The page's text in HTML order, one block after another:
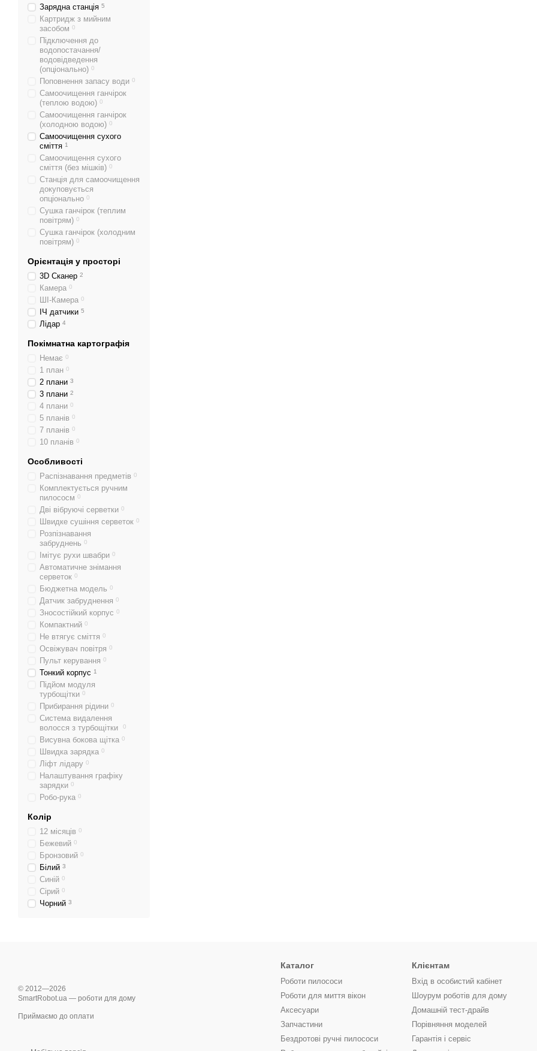
Зарядна станція 5
Картридж з мийним
засобом 0
Підключення до
водопостачання/
водовідведення
(опціонально) 0
Поповнення запасу води 0
Самоочищення ганчірок
(теплою водою) 0
Самоочищення ганчірок
(холодною водою) 0
Самоочищення сухого
сміття 1
Самоочищення сухого
сміття (без мішків) 0
Станція для самоочищення
докуповується
опціонально 0
Сушка ганчірок (теплим
повітрям) 0
Сушка ганчірок (холодним
повітрям) 0
Орієнтація у просторі
3D Сканер 2
Камера 0
ШІ-Камера 0
ІЧ датчики 5
Лідар 4
Покімнатна картографія
Немає 0
1 план 0
2 плани 3
3 плани 2
4 плани 0
5 планів 0
7 планів 0
10 планів 0
Особливості
Распізнавання предметів 0
Комплектується ручним
пилососм 0
Дві вібруючі серветки 0
Швидке сушіння серветок 0
Розпізнавання
забруднень 0
Імітує рухи швабри 0
Автоматичне знімання
серветок 0
Бюджетна модель 0
Датчик забруднення 0
Зносостійкий корпус 0
Компактний 0
Не втягує сміття 0
Освіжувач повітря 0
Пульт керування 0
Тонкий корпус 1
Підйом модуля
турбощітки 0
Прибирання рідини 0
Система видалення
волосся з турбощітки
0
Висувна бокова щітка 0
Швидка зарядка 0
Ліфт лідару 0
Налаштування графіку
зарядки 0
Робо-рука 0
Колір
12 місяців 0
Бежевий 0
Бронзовий 0
Білий 3
Синій 0
Сірий 0
Чорний 3
© 2012—2026
SmartRobot.ua — роботи для дому
Приймаємо до оплати
Каталог
Роботи пилососи
Роботи для миття вікон
Аксесуари
Запчастини
Бездротові ручні пилососи
Клієнтам
Вхід в особистий кабінет
Шоурум роботів для дому
Домашній тест-драйв
Порівняння моделей
Гарантія і сервіс